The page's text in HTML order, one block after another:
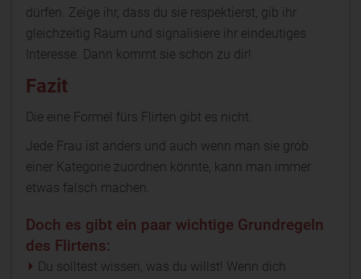
dürfen. Zeige ihr, dass du sie respektierst, gib ihr
gleichzeitig Raum und signalisiere ihr eindeutiges
Interesse. Dann kommt sie schon zu dir!
Fazit
Die eine Formel fürs Flirten gibt es nicht.
Jede Frau ist anders und auch wenn man sie grob
einer Kategorie zuordnen könnte, kann man immer
etwas falsch machen.
Doch es gibt ein paar wichtige Grundregeln
des Flirtens:
Du solltest wissen, was du willst! Wenn dich